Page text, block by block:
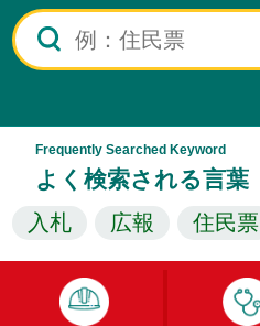
Frequently Searched Keyword
よく検索される言葉
入札 広報 住民票